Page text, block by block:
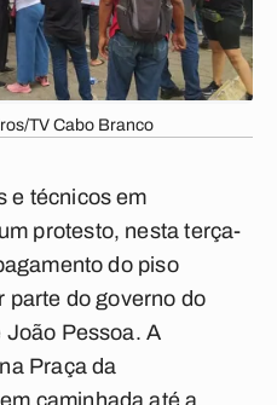
TV Cabo Branco
e técnicos em
protesto, nesta terça-
do piso
parte do governo do
João Pessoa. A
Praça da
caminhada até a